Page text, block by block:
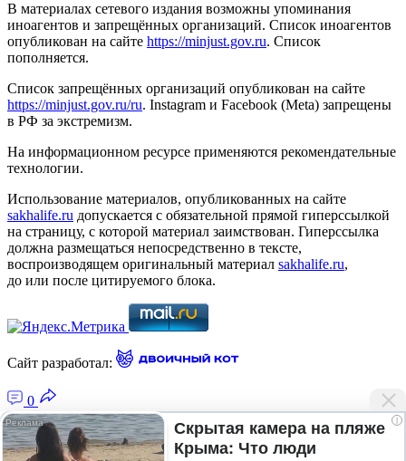
В материалах сетевого издания возможны упоминания
иноагентов и запрещённых организаций. Список иноагентов
опубликован на сайте https://minjust.gov.ru. Список
пополняется.
Список запрещённых организаций опубликован на сайте
https://minjust.gov.ru/ru. Instagram и Facebook (Metа) запрещены
в РФ за экстремизм.
На информационном ресурсе применяются рекомендательные
технологии.
Использование материалов, опубликованных на сайте
sakhalife.ru допускается с обязательной прямой гиперссылкой
на страницу, с которой материал заимствован. Гиперссылка
должна размещаться непосредственно в тексте,
воспроизводящем оригинальный материал sakhalife.ru,
до или после цитируемого блока.
Сайт разработал:
0
i
Скрытая камера на пляже
Крыма: Что люди